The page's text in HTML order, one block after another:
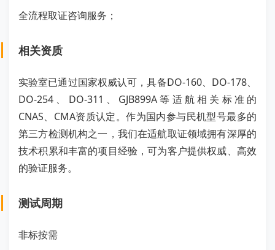
全流程取证咨询服务；
相关资质
实验室已通过国家权威认可，具备DO-160、DO-178、
DO-254、DO-311、GJB899A等适航相关标准的
CNAS、CMA资质认定。作为国内参与民机型号最多的
第三方检测机构之一，我们在适航取证领域拥有深厚的
技术积累和丰富的项目经验，可为客户提供权威、高效
的验证服务。
测试周期
非标按需